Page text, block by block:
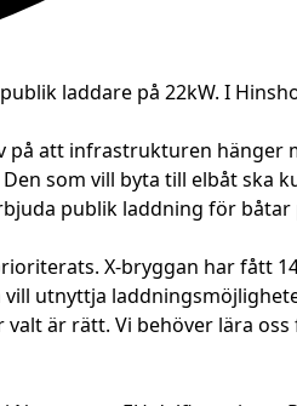
laddare på 22kW. I
på att infrastrukturen hänger
som vill byta till elbåt ska
publik laddning för
X-bryggan har fått
utnyttja
är rätt. Vi behöver lära